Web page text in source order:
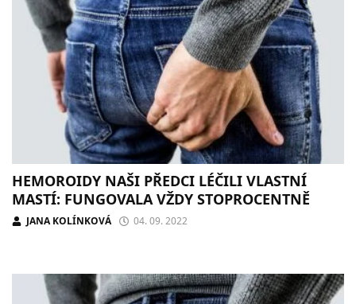
HEMOROIDY NAŠI PŘEDCI LÉČILI VLASTNÍ
MASTÍ: FUNGOVALA VŽDY STOPROCENTNĚ
JANA KOLÍNKOVÁ 04. 09. 2022